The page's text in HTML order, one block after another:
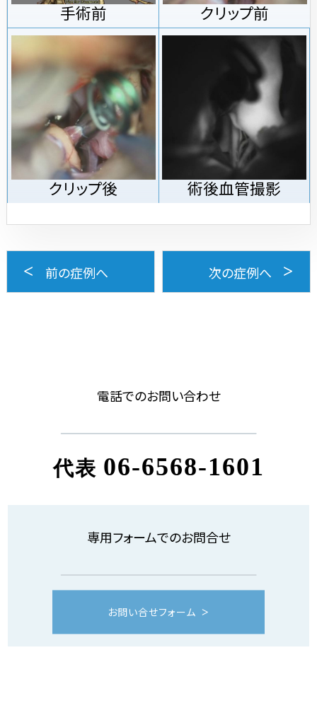
手術前 クリップ前
クリップ後 術後血管撮影
前の症例へ 次の症例へ
電話でのお問い合わせ
代表 06-6568-1601
専用フォームでのお問合せ
お問い合せフォーム